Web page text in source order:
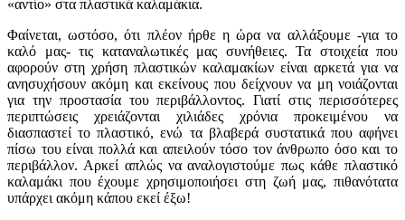
«αντίο» στα πλαστικά καλαμάκια.
Φαίνεται, ωστόσο, ότι πλέον ήρθε η ώρα να αλλάξουμε -για το
καλό μας- τις καταναλωτικές μας συνήθειες. Τα στοιχεία που
αφορούν στη χρήση πλαστικών καλαμακίων είναι αρκετά για να
ανησυχήσουν ακόμη και εκείνους που δείχνουν να μη νοιάζονται
για την προστασία του περιβάλλοντος. Γιατί στις περισσότερες
περιπτώσεις χρειάζονται χιλιάδες χρόνια προκειμένου να
διασπαστεί το πλαστικό, ενώ τα βλαβερά συστατικά που αφήνει
πίσω του είναι πολλά και απειλούν τόσο τον άνθρωπο όσο και το
περιβάλλον. Αρκεί απλώς να αναλογιστούμε πως κάθε πλαστικό
καλαμάκι που έχουμε χρησιμοποιήσει στη ζωή μας, πιθανότατα
υπάρχει ακόμη κάπου εκεί έξω!